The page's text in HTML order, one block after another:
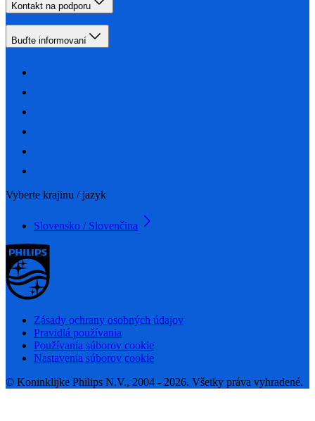
Kontakt na podporu
Buďte informovaní
Vyberte krajinu / jazyk
Slovensko / Slovenčina
Zásady ochrany osobných údajov
Pravidlá používania
Používania súborov cookie
Nastavenia súborov cookie
© Koninklijke Philips N.V., 2004 - 2026. Všetky práva vyhradené.